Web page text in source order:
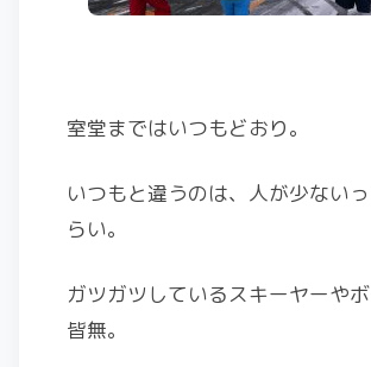
室堂まではいつもどおり。
いつもと違うのは、人が少ない
らい。
ガツガツしているスキーヤーや
皆無。